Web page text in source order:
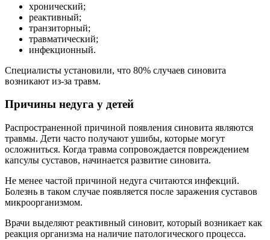
хронический;
реактивный;
транзиторный;
травматический;
инфекционный.
Специалисты установили, что 80% случаев синовита
возникают из-за травм.
Причины недуга у детей
Распространенной причиной появления синовита являются
травмы. Дети часто получают ушибы, которые могут
осложниться. Когда травма сопровождается повреждением
капсулы суставов, начинается развитие синовита.
Не менее частой причиной недуга считаются инфекций.
Болезнь в таком случае появляется после заражения суставов
микроорганизмом.
Врачи выделяют реактивный синовит, который возникает как
реакция организма на наличие патологического процесса.